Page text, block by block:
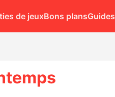
de jeuxBons plansGuides